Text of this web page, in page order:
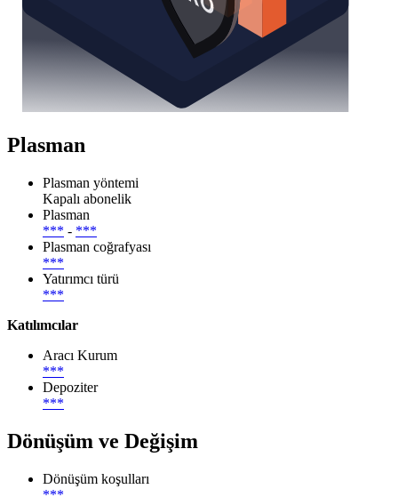
Plasman
Plasman yöntemi
Kapalı abonelik
Plasman
*** - ***
Plasman coğrafyası
***
Yatırımcı türü
***
Katılımcılar
Aracı Kurum
***
Depoziter
***
Dönüşüm ve Değişim
Dönüşüm koşulları